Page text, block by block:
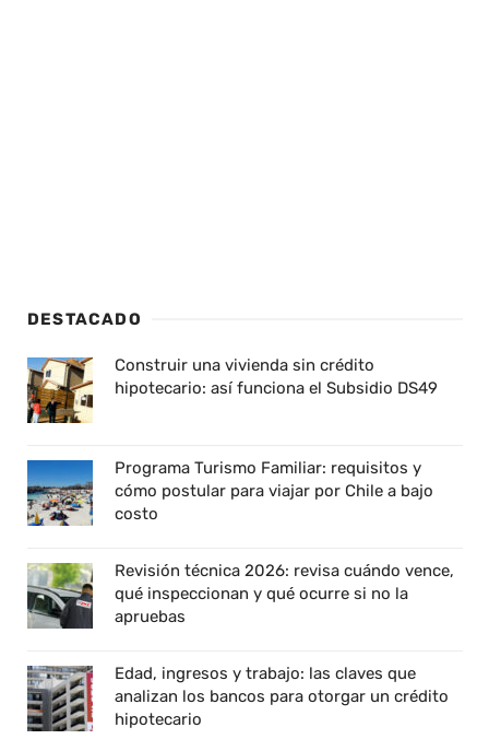
DESTACADO
Construir una vivienda sin crédito
hipotecario: así funciona el Subsidio DS49
Programa Turismo Familiar: requisitos y
cómo postular para viajar por Chile a bajo
costo
Revisión técnica 2026: revisa cuándo vence,
qué inspeccionan y qué ocurre si no la
apruebas
Edad, ingresos y trabajo: las claves que
analizan los bancos para otorgar un crédito
hipotecario